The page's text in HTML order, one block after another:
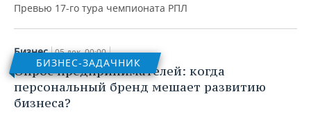
Превью 17-го тура чемпионата РПЛ
БИЗНЕС-ЗАДАЧНИК
Бизнес 05 дек, 00:00
Опрос предпринимателей: когда
персональный бренд мешает развитию
бизнеса?